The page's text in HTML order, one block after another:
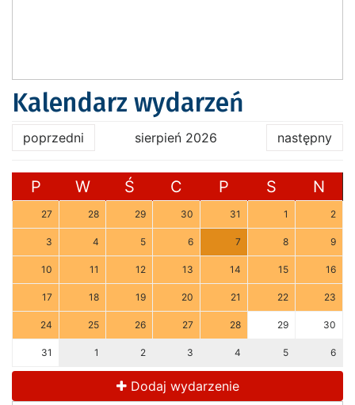
Kalendarz wydarzeń
poprzedni sierpień 2026 następny
P W Ś C P S N
27 28 29 30 31 1 2
3 4 5 6 7 8 9
10 11 12 13 14 15 16
17 18 19 20 21 22 23
24 25 26 27 28 29 30
31 1 2 3 4 5 6
Dodaj wydarzenie